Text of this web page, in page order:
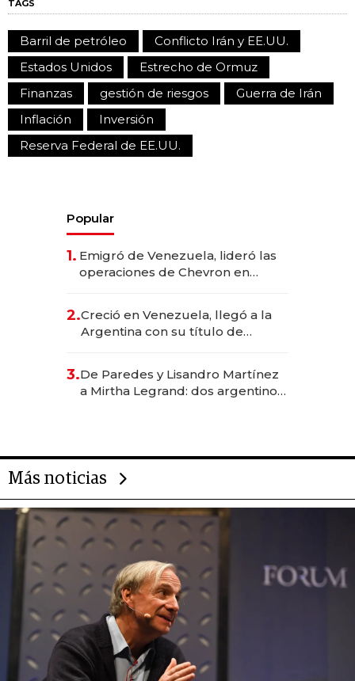
TAGS
Barril de petróleo
Conflicto Irán y EE.UU.
Estados Unidos
Estrecho de Ormuz
Finanzas
gestión de riesgos
Guerra de Irán
Inflación
Inversión
Reserva Federal de EE.UU.
Popular
1. Emigró de Venezuela, lideró las
operaciones de Chevron en
2.Creció en Venezuela, llegó a la
Argentina con su título de
las marcas "fast premium"
3.De Paredes y Lisandro Martínez
a Mirtha Legrand: dos argentinos
Más noticias